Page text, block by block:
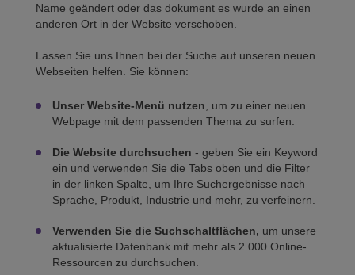
Name geändert oder das dokument es wurde an einen
anderen Ort in der Website verschoben.
Lassen Sie uns Ihnen bei der Suche auf unseren neuen
Webseiten helfen. Sie können:
Unser Website-Menü nutzen, um zu einer neuen
Webpage mit dem passenden Thema zu surfen.
Die Website durchsuchen - geben Sie ein Keyword
ein und verwenden Sie die Tabs oben und die Filter
in der linken Spalte, um Ihre Suchergebnisse nach
Sprache, Produkt, Industrie und mehr, zu verfeinern.
Verwenden Sie die Suchschaltflächen, um unsere
aktualisierte Datenbank mit mehr als 2.000 Online-
Ressourcen zu durchsuchen.